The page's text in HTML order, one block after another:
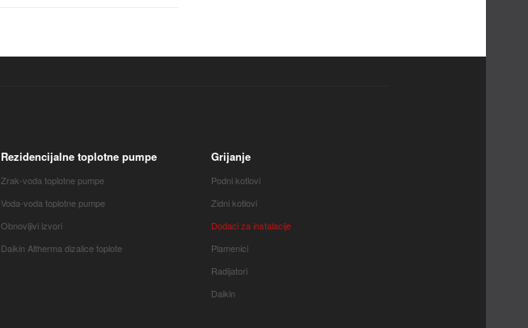
Rezidencijalne toplotne pumpe
Zrak-voda toplotne pumpe
Voda-voda toplotne pumpe
Obnovljivi izvori
Daikin Altherma dizalice toplote
Grijanje
Podni kotlovi
Zidni kotlovi
Dodaci za instalacije
Plamenici
Radijatori
Daikin